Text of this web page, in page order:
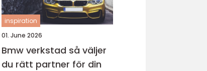
inspiration
01. June 2026
Bmw verkstad så väljer
du rätt partner för din